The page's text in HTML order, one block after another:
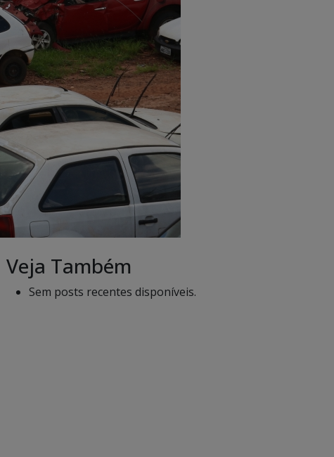
Veja Também
Sem posts recentes disponíveis.